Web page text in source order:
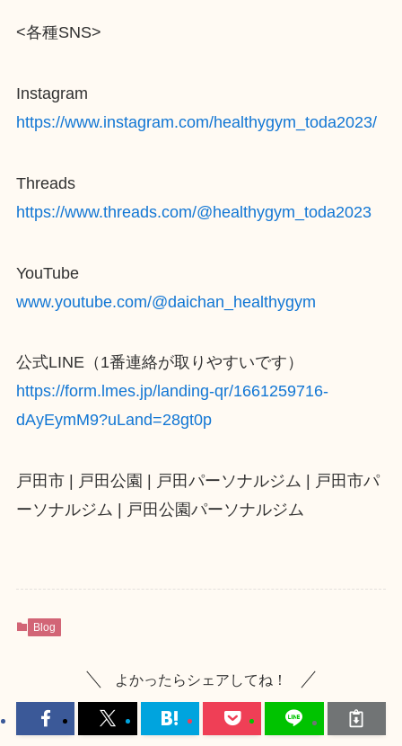
<各種SNS>
Instagram
https://www.instagram.com/healthygym_toda2023/
Threads
https://www.threads.com/@healthygym_toda2023
YouTube
www.youtube.com/@daichan_healthygym
公式LINE（1番連絡が取りやすいです）
https://form.lmes.jp/landing-qr/1661259716-
dAyEymM9?uLand=28gt0p
戸田市 | 戸田公園 | 戸田パーソナルジム | 戸田市パ
ーソナルジム | 戸田公園パーソナルジム
Blog
よかったらシェアしてね！